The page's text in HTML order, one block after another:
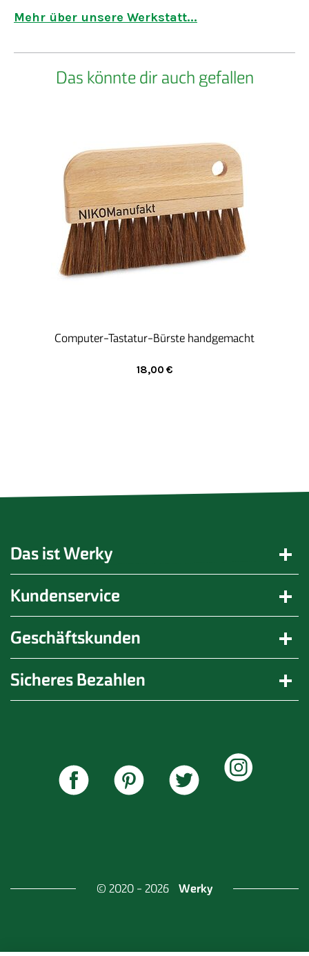
Feinkostmanufaktur.
umsetzen.
wirtschaftliches Denken mit dem Motiv der
Nächstenliebe. Wir stellen uns auf die individuellen
Bedürfnisse und die Bedarfe unserer Kunden ein
und garantieren die Qualität der Leistungen. Mit
hoher Motivation und Zuverlässigkeit werden Ihre
Aufträge fachgerecht ausführt.
Mehr über unsere Werkstatt...
Das könnte dir auch gefallen
Computer-Tastatur-Bürste handgemacht
18,00 €
Das ist Werky
Kundenservice
Geschäftskunden
Sicheres Bezahlen
© 2020 - 2026 Werky